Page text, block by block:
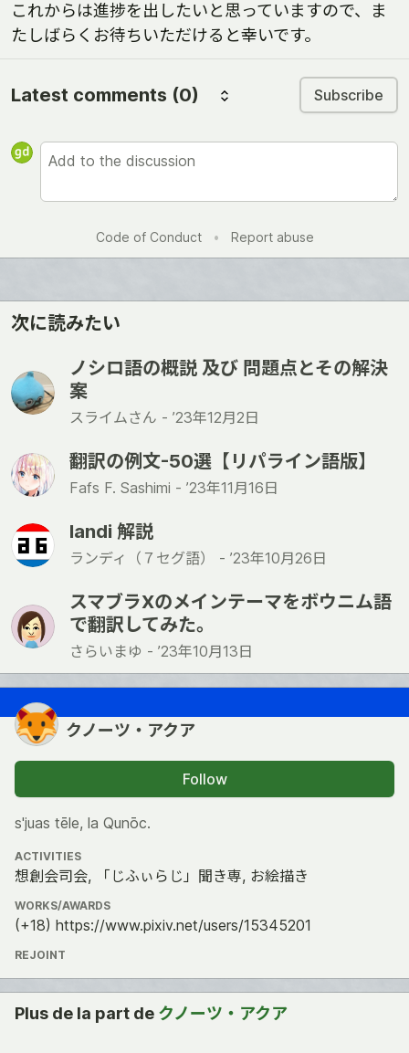
これからは進捗を出したいと思っていますので、ま
たしばらくお待ちいただけると幸いです。
Latest comments (0) Subscribe
Code of Conduct • Report abuse
次に読みたい
ノシロ語の概説 及び 問題点とその解決
案
スライムさん - ’23年12月2日
翻訳の例文-50選【リパライン語版】
Fafs F. Sashimi - ’23年11月16日
landi 解説
ランディ（７セグ語） - ’23年10月26日
スマブラXのメインテーマをボウニム語
で翻訳してみた。
さらいまゆ - ’23年10月13日
クノーツ・アクア
Follow
s'juas tēle, la Qunōc.
ACTIVITIES
想創会司会, 「じふぃらじ」聞き専, お絵描き
WORKS/AWARDS
(+18) https://www.pixiv.net/users/15345201
REJOINT
Plus de la part de クノーツ・アクア